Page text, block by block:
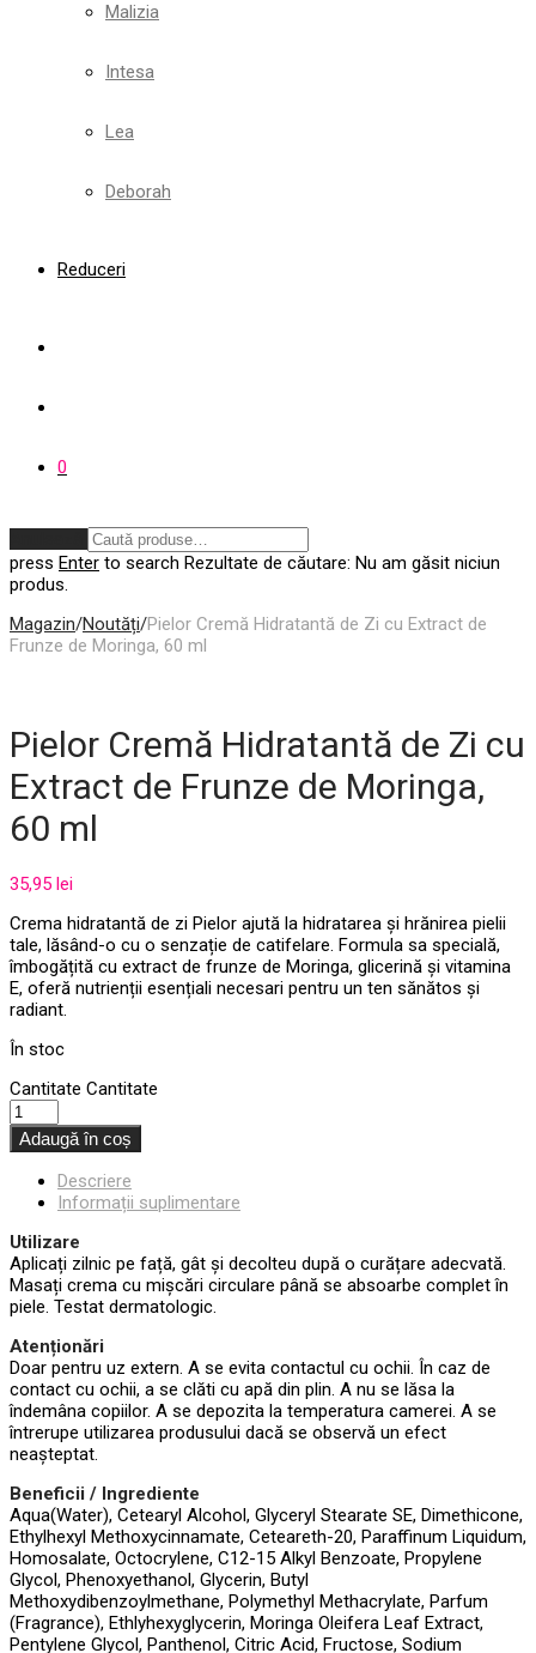
Malizia
Intesa
Lea
Deborah
Reduceri
0
press Enter to search Rezultate de căutare: Nu am găsit niciun
produs.
Magazin/Noutăți/Pielor Cremă Hidratantă de Zi cu Extract de
Frunze de Moringa, 60 ml
Pielor Cremă Hidratantă de Zi cu
Extract de Frunze de Moringa,
60 ml
35,95 lei
Crema hidratantă de zi Pielor ajută la hidratarea și hrănirea pielii
tale, lăsând-o cu o senzație de catifelare. Formula sa specială,
îmbogățită cu extract de frunze de Moringa, glicerină și vitamina
E, oferă nutrienții esențiali necesari pentru un ten sănătos și
radiant.
În stoc
Cantitate Cantitate
Adaugă în coș
Descriere
Informații suplimentare
Utilizare
Aplicați zilnic pe față, gât și decolteu după o curățare adecvată.
Masați crema cu mișcări circulare până se absoarbe complet în
piele. Testat dermatologic.
Atenționări
Doar pentru uz extern. A se evita contactul cu ochii. În caz de
contact cu ochii, a se clăti cu apă din plin. A nu se lăsa la
îndemâna copiilor. A se depozita la temperatura camerei. A se
întrerupe utilizarea produsului dacă se observă un efect
neașteptat.
Beneficii / Ingrediente
Aqua(Water), Cetearyl Alcohol, Glyceryl Stearate SE, Dimethicone,
Ethylhexyl Methoxycinnamate, Ceteareth-20, Paraffinum Liquidum,
Homosalate, Octocrylene, C12-15 Alkyl Benzoate, Propylene
Glycol, Phenoxyethanol, Glycerin, Butyl
Methoxydibenzoylmethane, Polymethyl Methacrylate, Parfum
(Fragrance), Ethlyhexyglycerin, Moringa Oleifera Leaf Extract,
Pentylene Glycol, Panthenol, Citric Acid, Fructose, Sodium